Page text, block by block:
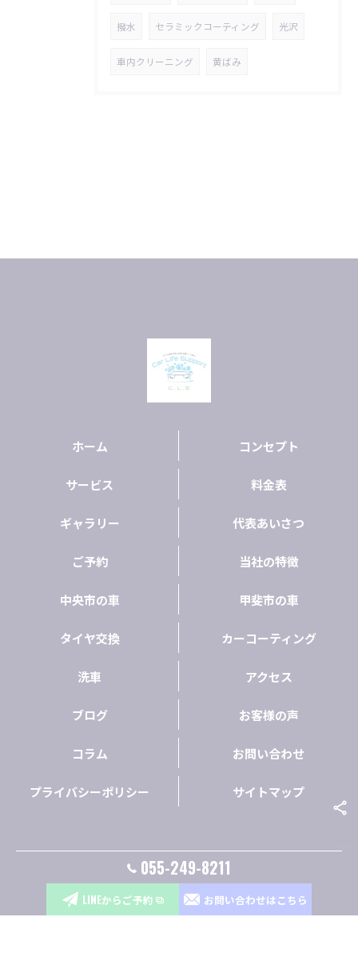
撥水 セラミックコーティング 光沢
車内クリーニング 黄ばみ
055-249-8211
LINEからご予約 お問い合わせはこちら
ホーム コンセプト
サービス 料金表
ギャラリー 代表あいさつ
ご予約 当社の特徴
中央市の車 甲斐市の車
タイヤ交換 カーコーティング
洗車 アクセス
ブログ お客様の声
コラム お問い合わせ
プライバシーポリシー サイトマップ
© 2026 山梨県昭和町の車ならCarLifeSupport C,L,S ALL RIGHTS RESERVED.